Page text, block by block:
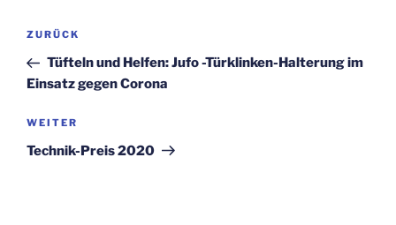
Beitragsnavigation
Vorheriger
Beitrag
ZURÜCK
Tüfteln und Helfen: Jufo -Türklinken-Halterung im
Einsatz gegen Corona
Nächster
Beitrag
WEITER
Technik-Preis 2020